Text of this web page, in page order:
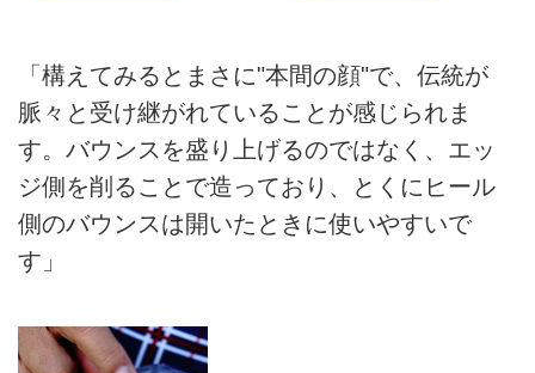
「構えてみるとまさに"本間の顔"で、伝統が
脈々と受け継がれていることが感じられま
す。バウンスを盛り上げるのではなく、エッ
ジ側を削ることで造っており、とくにヒール
側のバウンスは開いたときに使いやすいで
す」